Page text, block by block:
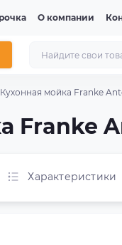
О компании
Кухонная мойка Franke
Franke
Характеристики